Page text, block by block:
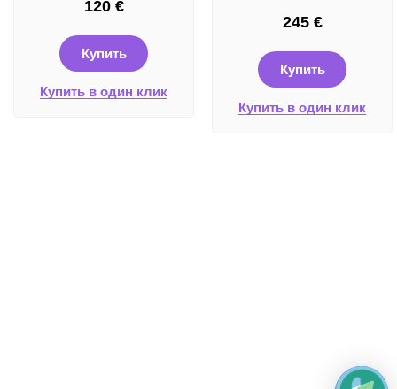
120 €
Купить
Купить в один клик
245 €
Купить
Купить в один клик